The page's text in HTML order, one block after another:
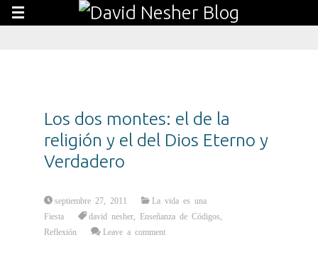
Los dos montes: el de la
religión y el del Dios Eterno y
Verdadero
septiembre 27, 2011
La vida es una
Fiesta
david nesher Enseñanza de Códigos
Reflexión
Leave a comment